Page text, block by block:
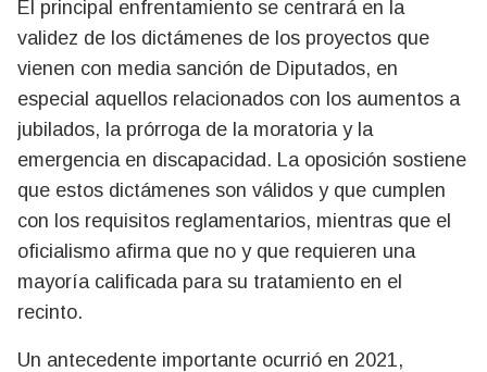
El principal enfrentamiento se centrará en la
validez de los dictámenes de los proyectos que
vienen con media sanción de Diputados, en
especial aquellos relacionados con los aumentos a
jubilados, la prórroga de la moratoria y la
emergencia en discapacidad. La oposición sostiene
que estos dictámenes son válidos y que cumplen
con los requisitos reglamentarios, mientras que el
oficialismo afirma que no y que requieren una
mayoría calificada para su tratamiento en el
recinto.
Un antecedente importante ocurrió en 2021,